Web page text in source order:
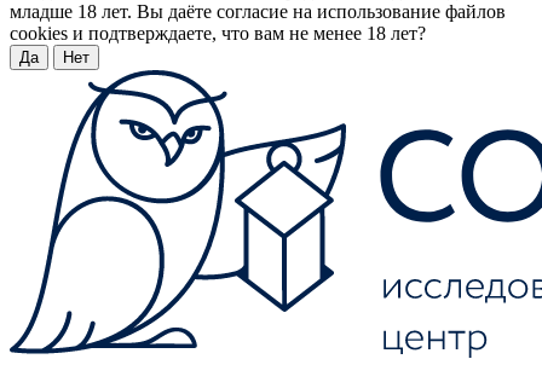
младше 18 лет. Вы даёте согласие на использование файлов
cookies и подтверждаете, что вам не менее 18 лет?
Да Нет